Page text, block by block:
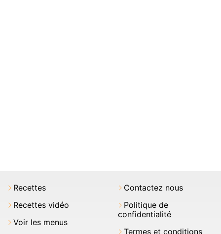
Recettes
Recettes vidéo
Voir les menus
Contactez nous
Politique de
confidentialité
Termes et conditions